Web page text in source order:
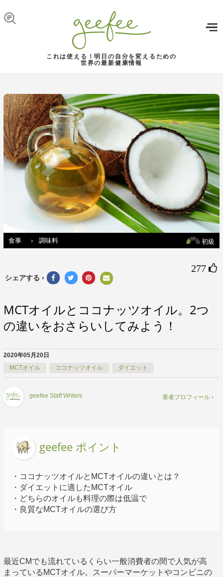
これは使える！明日の自分を変えるための
世界の最新健康情報
初級
食事 › 調味料
277 
シェアする ›
MCTオイルとココナッツオイル。2つ
の違いをおさらいしてみよう！
2020年05月20日
MCTオイル
ココナッツオイル ダイエット
geefee Staff Writers 著者プロフィール ›
geefee ポイント
・ココナッツオイルとMCTオイルの違いとは？
・ダイエットに適したMCTオイル
・どちらのオイルも料理の際は低温で
・良質なMCTオイルの選び方
最近CMでも流れているくらい一般消費者の間で人気が高
まっているMCTオイル。スーパーマーケットやコンビニの